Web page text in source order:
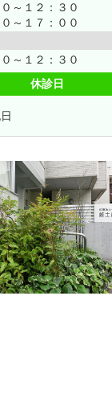
～１２：３０
～１７：００
～１２：３０
休診日